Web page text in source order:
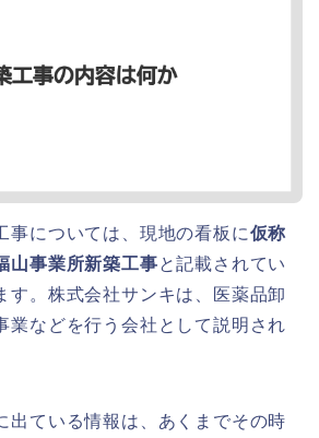
事については、現地の看板に仮称
山事業所新築工事と記載されてい
す。株式会社サンキは、医薬品卸
業などを行う会社として説明され
出ている情報は、あくまでその時